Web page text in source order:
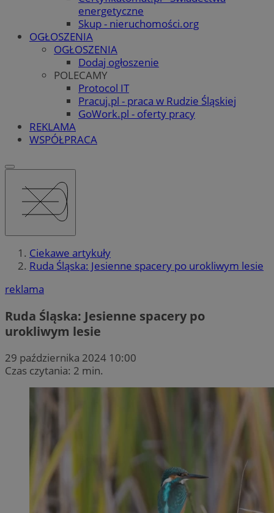
energetyczne
Skup - nieruchomości.org
OGŁOSZENIA
OGŁOSZENIA
Dodaj ogłoszenie
POLECAMY
Protocol IT
Pracuj.pl - praca w Rudzie Śląskiej
GoWork.pl - oferty pracy
REKLAMA
WSPÓŁPRACA
Ciekawe artykuły
Ruda Śląska: Jesienne spacery po urokliwym lesie
reklama
Ruda Śląska: Jesienne spacery po
urokliwym lesie
29 października 2024 10:00
Czas czytania: 2 min.